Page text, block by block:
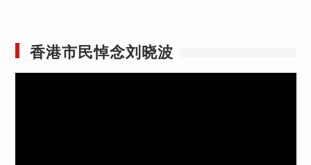
香港市民悼念刘晓波